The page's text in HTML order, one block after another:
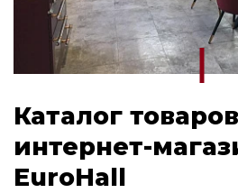
Каталог товаров
интернет-
EuroHall